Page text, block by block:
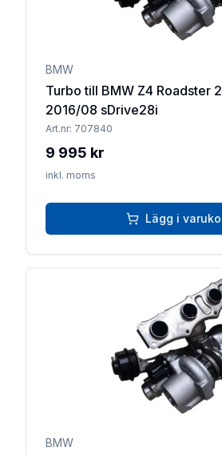
BMW
Turbo till BMW Z4 Roadster
2016/08 sDrive28i
Art.nr: 707840
9 995 kr
inkl. moms
Lägg i
BMW